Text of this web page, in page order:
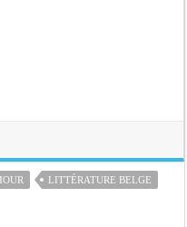
LITTÉRATURE BELGE